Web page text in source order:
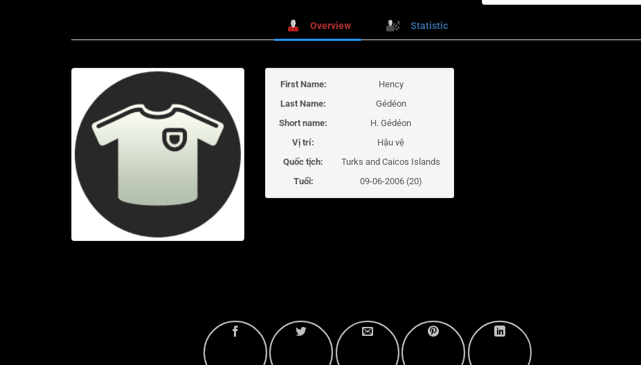
Overview Statistic
First Name:
Hency
Last Name:
Gédéon
Short name:
H. Gédéon
Vị trí:
Hậu vệ
Quốc tịch:
Turks and Caicos Islands
Tuổi:
09-06-2006 (20)